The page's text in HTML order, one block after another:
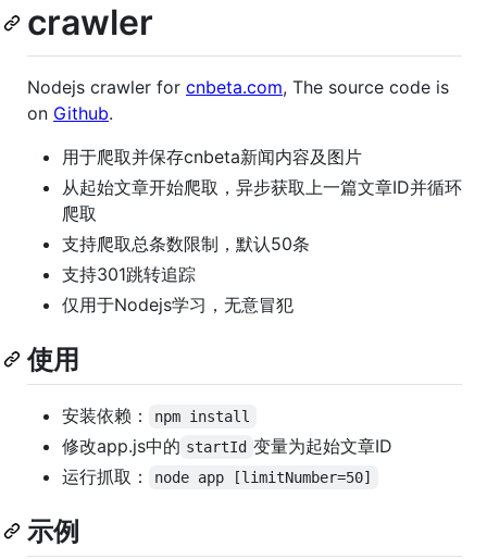
crawler
Nodejs crawler for cnbeta.com, The source code is
on Github.
用于爬取并保存cnbeta新闻内容及图片
从起始文章开始爬取，异步获取上一篇文章ID并循环
爬取
支持爬取总条数限制，默认50条
支持301跳转追踪
仅用于Nodejs学习，无意冒犯
使用
安装依赖： npm install
修改app.js中的 startId 变量为起始文章ID
运行抓取：
node app [limitNumber=50]
示例